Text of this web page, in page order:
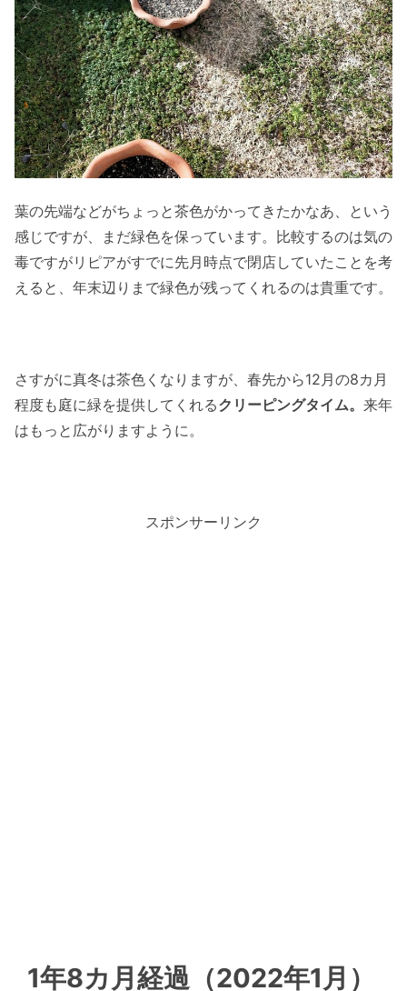
葉の先端などがちょっと茶色がかってきたかなあ、という
感じですが、まだ緑色を保っています。比較するのは気の
毒ですがリピアがすでに先月時点で閉店していたことを考
えると、年末辺りまで緑色が残ってくれるのは貴重です。
さすがに真冬は茶色くなりますが、春先から12月の8カ月
程度も庭に緑を提供してくれるクリーピングタイム。 来年
はもっと広がりますように。
スポンサーリンク
1年8カ月経過（2022年1月）